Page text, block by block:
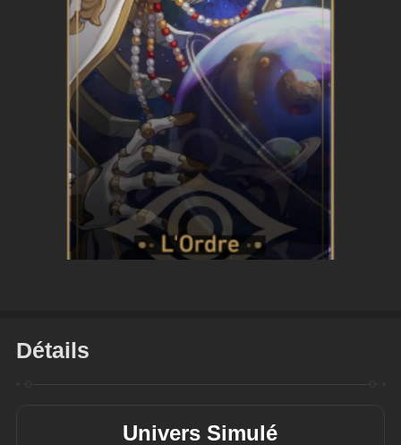
Détails
Univers Simulé